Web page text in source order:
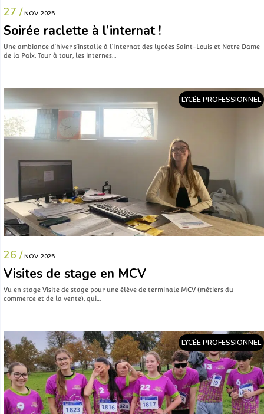
27 / NOV. 2025
Soirée raclette à l’internat !
Une ambiance d’hiver s’installe à l’Internat des lycées Saint-Louis et Notre Dame
de la Paix. Tour à tour, les internes…
LYCÉE PROFESSIONNEL
26 / NOV. 2025
Visites de stage en MCV
Vu en stage Visite de stage pour une élève de terminale MCV (métiers du
commerce et de la vente), qui…
LYCÉE PROFESSIONNEL